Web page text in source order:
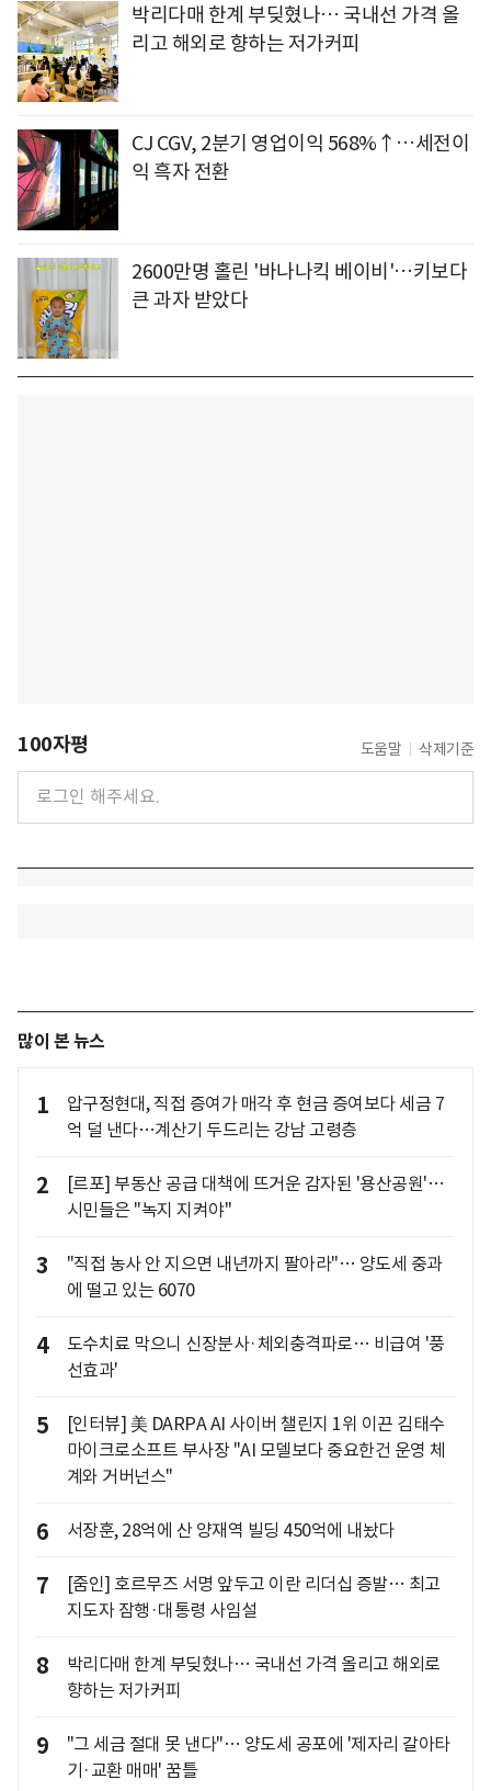
박리다매 한계 부딪혔나… 국내선 가격 올
리고 해외로 향하는 저가커피
CJ CGV, 2분기 영업이익 568%↑…세전이
익 흑자 전환
2600만명 홀린 '바나나킥 베이비'…키보다
큰 과자 받았다
100자평 도움말 삭제기준
많이 본 뉴스
1
압구정현대, 직접 증여가 매각 후 현금 증여보다 세금 7
억 덜 낸다…계산기 두드리는 강남 고령층
2
[르포] 부동산 공급 대책에 뜨거운 감자된 '용산공원'…
시민들은 "녹지 지켜야"
3
"직접 농사 안 지으면 내년까지 팔아라"… 양도세 중과
에 떨고 있는 6070
4
도수치료 막으니 신장분사·체외충격파로… 비급여 '풍
선효과'
5
[인터뷰] 美 DARPA AI 사이버 챌린지 1위 이끈 김태수
마이크로소프트 부사장 "AI 모델보다 중요한건 운영 체
계와 거버넌스"
6 서장훈, 28억에 산 양재역 빌딩 450억에 내놨다
7
[줌인] 호르무즈 서명 앞두고 이란 리더십 증발… 최고
지도자 잠행·대통령 사임설
8
박리다매 한계 부딪혔나… 국내선 가격 올리고 해외로
향하는 저가커피
9
"그 세금 절대 못 낸다"… 양도세 공포에 '제자리 갈아타
기·교환 매매' 꿈틀